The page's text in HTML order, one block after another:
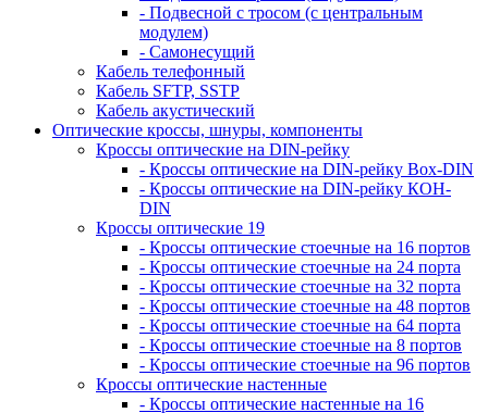
- Подвесной с тросом (с центральным
модулем)
- Самонесущий
Кабель телефонный
Кабель SFTP, SSTP
Кабель акустический
Оптические кроссы, шнуры, компоненты
Кроссы оптические на DIN-рейку
- Кроссы оптические на DIN-рейку Box-DIN
- Кроссы оптические на DIN-рейку КОН-
DIN
Кроссы оптические 19
- Кроссы оптические стоечные на 16 портов
- Кроссы оптические стоечные на 24 порта
- Кроссы оптические стоечные на 32 порта
- Кроссы оптические стоечные на 48 портов
- Кроссы оптические стоечные на 64 порта
- Кроссы оптические стоечные на 8 портов
- Кроссы оптические стоечные на 96 портов
Кроссы оптические настенные
- Кроссы оптические настенные на 16